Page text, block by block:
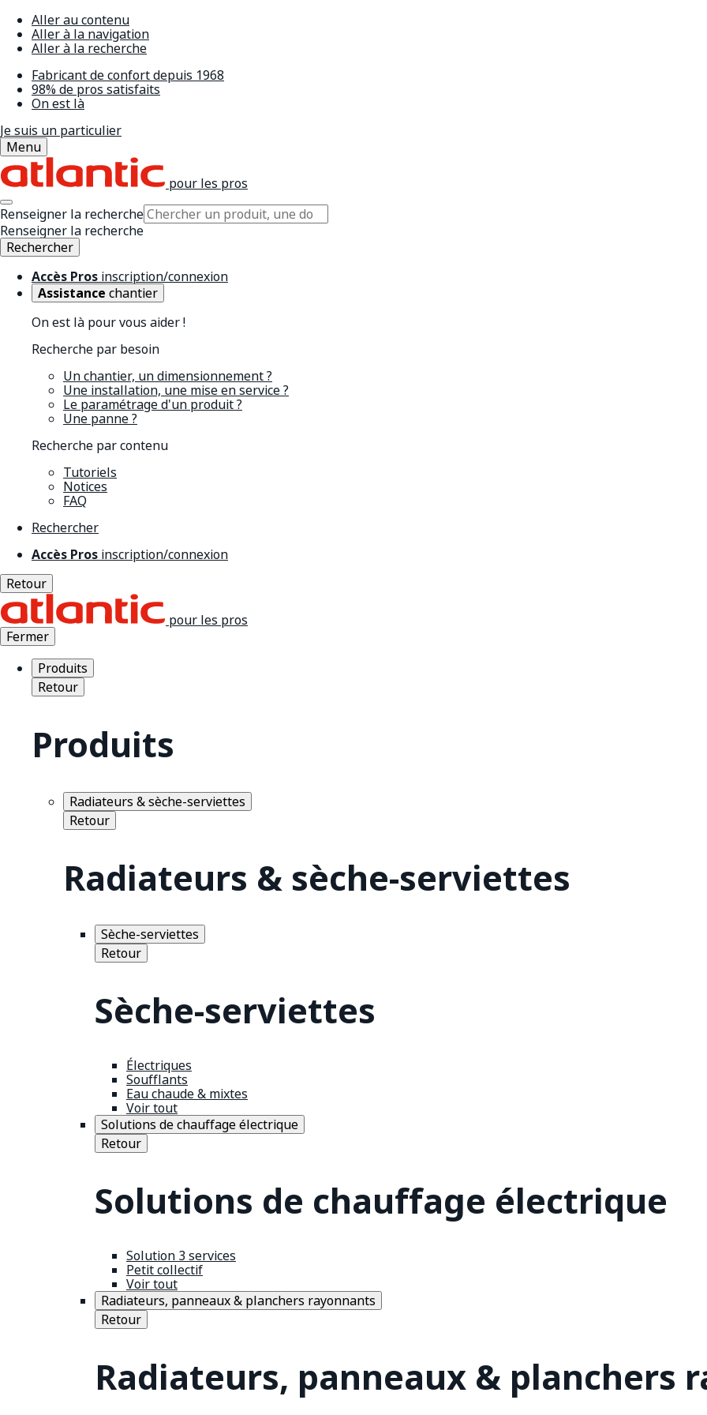
Aller au contenu
Aller à la navigation
Aller à la recherche
Fabricant de confort depuis 1968
98% de pros satisfaits
On est là
Je suis un particulier
Menu
pour les pros
Renseigner la recherche
Renseigner la recherche
Rechercher
Accès Pros inscription/connexion
Assistance chantier
On est là pour vous aider !
Recherche par besoin
Un chantier, un dimensionnement ?
Une installation, une mise en service ?
Le paramétrage d'un produit ?
Une panne ?
Recherche par contenu
Tutoriels
Notices
FAQ
Rechercher
Accès Pros inscription/connexion
Retour
pour les pros
Fermer
Produits
Retour
Produits
Radiateurs & sèche-serviettes
Retour
Radiateurs & sèche-serviettes
Sèche-serviettes
Retour
Sèche-serviettes
Électriques
Soufflants
Eau chaude & mixtes
Voir tout
Solutions de chauffage électrique
Retour
Solutions de chauffage électrique
Solution 3 services
Petit collectif
Voir tout
Radiateurs, panneaux & planchers rayonnants
Retour
Radiateurs, panneaux & planchers